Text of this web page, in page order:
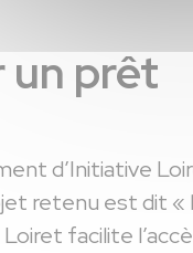
un prêt
d’Initiative
retenu est dit «
facilite